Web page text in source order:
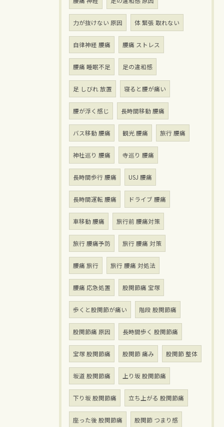
力が抜けない 原因 体 緊張 取れない
自律神経 腰痛 腰痛 ストレス
腰痛 睡眠不足 足の違和感
足 しびれ 放置 寝ると腰が痛い
腰が浮く感じ 長時間移動 腰痛
バス移動 腰痛 観光 腰痛 旅行 腰痛
神社巡り 腰痛 寺巡り 腰痛
長時間歩行 腰痛 USJ 腰痛
長時間運転 腰痛 ドライブ 腰痛
車移動 腰痛 旅行前 腰痛対策
旅行 腰痛予防 旅行 腰痛 対策
腰痛 旅行 旅行 腰痛 対処法
腰痛 応急処置 股関節痛 宝塚
歩くと股関節が痛い 階段 股関節痛
股関節痛 原因 長時間歩く 股関節痛
宝塚 股関節痛 股関節 痛み 股関節 整体
坂道 股関節痛 上り坂 股関節痛
下り坂 股関節痛 立ち上がる 股関節痛
座った後 股関節痛 股関節 つまり感